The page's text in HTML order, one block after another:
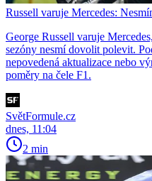
Russell varuje Mercedes:
George Russell varuje
sezóny nesmí dovolit polevit.
nepovedená aktualizace nebo
poměry na čele F1.
SvětFormule.cz
dnes, 11:04
2 min